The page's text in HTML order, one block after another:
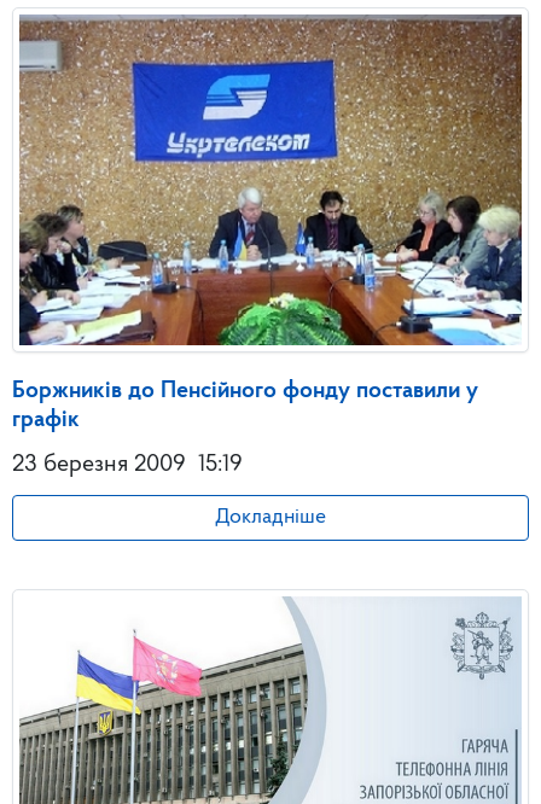
Боржників до Пенсійного фонду поставили у
графік
23 березня 2009 15:19
Докладніше